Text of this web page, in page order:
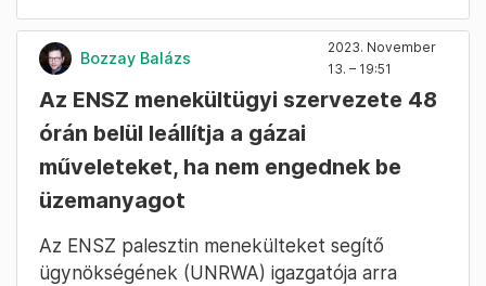
Bozzay Balázs
2023. November
13. – 19:51
Az ENSZ menekültügyi szervezete 48
órán belül leállítja a gázai
műveleteket, ha nem engednek be
üzemanyagot
Az ENSZ palesztin menekülteket segítő
ügynökségének (UNRWA) igazgatója arra